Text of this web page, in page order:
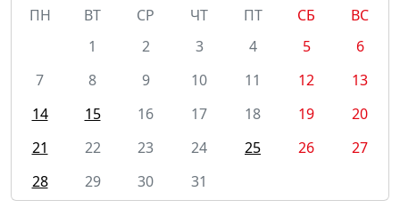
ПН
ВТ СР ЧТ ПТ СБ
ВС
1
2 3 4 5
6
7
8 9 10 11 12
13
14
15 16 17 18 19
20
21
22 23 24 25 26
27
28
29 30 31